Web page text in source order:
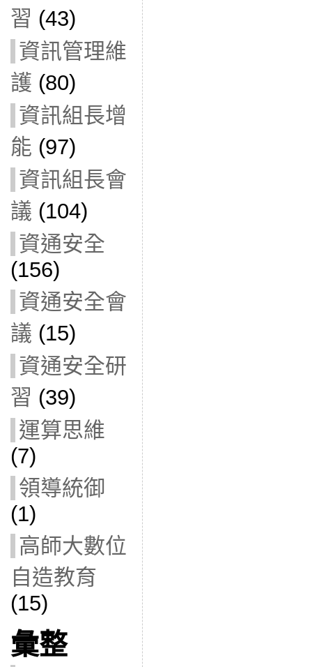
習 (43)
資訊管理維
護 (80)
資訊組長增
能 (97)
資訊組長會
議 (104)
資通安全
(156)
資通安全會
議 (15)
資通安全研
習 (39)
運算思維
(7)
領導統御
(1)
高師大數位
自造教育
(15)
彙整